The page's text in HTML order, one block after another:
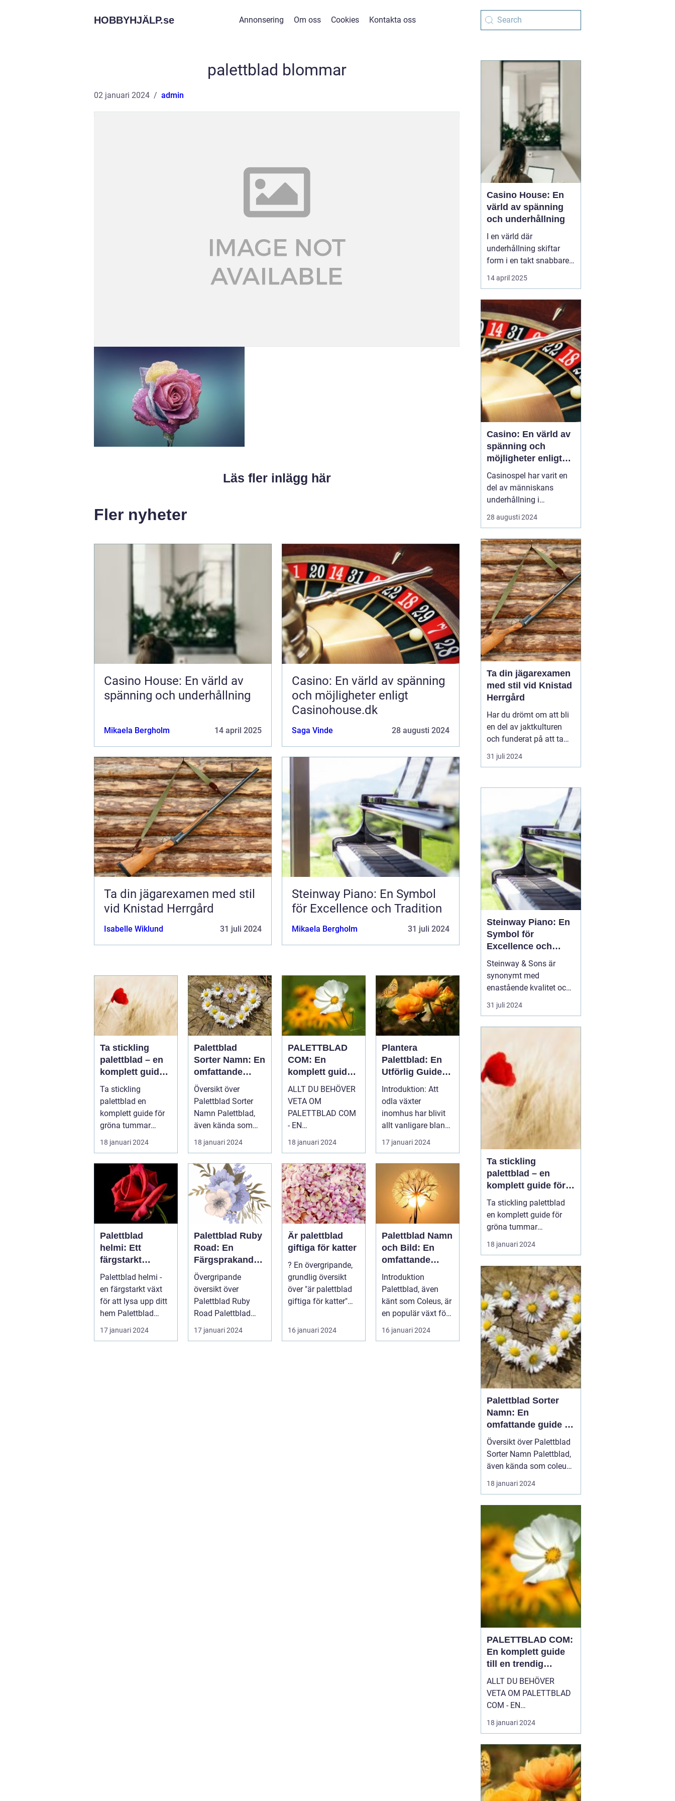
HOBBYHJÄLP.se Annonsering Om oss Cookies Kontakta oss
palettblad blommar
02 januari 2024 admin
Läs fler inlägg här
Fler nyheter
Casino House: En värld av
spänning och underhållning
Mikaela Bergholm 14 april 2025
Casino: En värld av spänning
och möjligheter enligt
Casinohouse.dk
Saga Vinde 28 augusti 2024
Ta din jägarexamen med stil
vid Knistad Herrgård
Isabelle Wiklund 31 juli 2024
Steinway Piano: En Symbol
för Excellence och Tradition
Mikaela Bergholm 31 juli 2024
Ta stickling
palettblad – en
komplett guide
för gröna
tummar
Ta stickling
palettblad en
komplett guide för
gröna tummar
Palettblad, även
känd som
krukpelargon ...
18 januari 2024
Palettblad
Sorter Namn: En
omfattande
guide till denna
populära växt
Översikt över
Palettblad Sorter
Namn Palettblad,
även kända som
coleus, är en
färgglad och
populär ...
18 januari 2024
PALETTBLAD
COM: En
komplett guide
till en trendig
inomhusväxt
ALLT DU BEHÖVER
VETA OM
PALETTBLAD COM
- EN
HÖGKVALITATIV
ÖVERSIKT
Introduktion
Palettblad com, ell...
18 januari 2024
Plantera
Palettblad: En
Utförlig Guide
till Populära
Inomhusväxter
Introduktion: Att
odla växter
inomhus har blivit
allt vanligare bland
privatpersoner för
att skapa e...
17 januari 2024
Palettblad
helmi: Ett
färgstarkt
bladverk för att
lysa upp ditt
hem
Palettblad helmi -
en färgstarkt växt
för att lysa upp ditt
hem Palettblad
helmi, även känt
som col...
17 januari 2024
Palettblad Ruby
Road: En
Färgsprakande
Favorit för
Hemmet
Övergripande
översikt över
Palettblad Ruby
Road Palettblad
Ruby Road är en
prydnadsväxt som
17 januari 2024
Är palettblad
giftiga för katter
? En övergripande,
grundlig översikt
över "är palettblad
giftiga för katter"
pop...
16 januari 2024
Palettblad Namn
och Bild: En
omfattande
guide för
trädgårdsälskar
e
Introduktion
Palettblad, även
känt som Coleus, är
en populär växt för
både inomhus och
utomhusbruk. ...
16 januari 2024
Casino House: En
värld av spänning
och underhållning
I en värld där
underhållning skiftar
form i en takt snabbare
än någonsin tidigare,
står casinon som tidlösa
och glamour. Från de
ikoniska ljusen i Las
Vegas till det digitala
lands...
14 april 2025
Casino: En värld av
spänning och
möjligheter enligt
Casinohouse.dk
Casinospel har varit en
del av människans
underhållning i
århundraden, där det
ursprungligen var
kungligheter. I dagens
moderna värld är
casinon tillgängliga för
alla, vilket e...
28 augusti 2024
Ta din jägarexamen
med stil vid Knistad
Herrgård
Har du drömt om att bli
en del av jaktkulturen
och funderat på att ta
jägarexamen? Då kan en
intensivkurs vara den
nå ditt mål. På Knistad
noggrant utformade...
31 juli 2024
Steinway Piano: En
Symbol för
Excellence och
Tradition
Steinway & Sons är
synonymt med
enastående kvalitet och
arv inom världen av
pianon. Varje
31 juli 2024
Ta stickling
palettblad – en
komplett guide för
gröna tummar
Ta stickling palettblad
en komplett guide för
gröna tummar
Palettblad, även känd
som krukpelargon eller
är en populär växt bland
trädgårdsentusiaster och
inomhusväxtsamlare. En
av de bästa sätten att
föröka denna vackra
väx...
18 januari 2024
Palettblad Sorter
Namn: En
omfattande guide till
denna populära växt
Översikt över Palettblad
Sorter Namn Palettblad,
även kända som coleus,
är en färgglad och
populär växt som oftast
prydnadsväxt inomhus
eller i trädgårdar. Med en
mängd olika sorter och
namn har dessa växter
blivit ett populärt val för
t...
18 januari 2024
PALETTBLAD COM:
En komplett guide
till en trendig
inomhusväxt
ALLT DU BEHÖVER
VETA OM PALETTBLAD
COM - EN
HÖGKVALITATIV
ÖVERSIKT Introduktion
Calathea som det även
kallas, är en växt som
har blivit väldigt populär
bland
18 januari 2024